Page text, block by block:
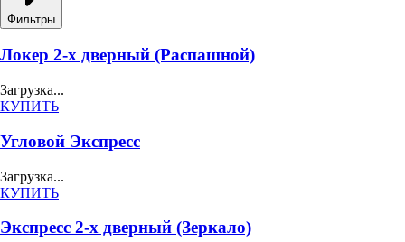
Фильтры
Локер 2-х дверный (Распашной)
Загрузка...
КУПИТЬ
Угловой Экспресс
Загрузка...
КУПИТЬ
Экспресс 2-х дверный (Зеркало)